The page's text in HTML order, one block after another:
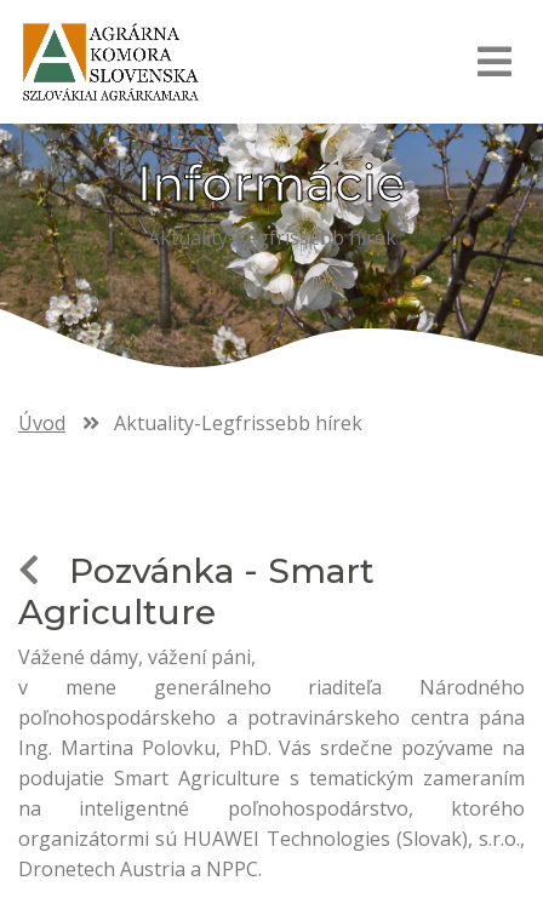
Informácie
Aktuality-Legfrissebb hírek
Úvod Aktuality-Legfrissebb hírek
Pozvánka - Smart
Agriculture
Vážené dámy, vážení páni,
v mene generálneho riaditeľa Národného
poľnohospodárskeho a potravinárskeho centra pána
Ing. Martina Polovku, PhD. Vás srdečne pozývame na
podujatie Smart Agriculture s tematickým zameraním
na inteligentné poľnohospodárstvo, ktorého
organizátormi sú HUAWEI Technologies (Slovak), s.r.o.,
Dronetech Austria a NPPC.